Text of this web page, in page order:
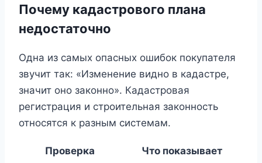
Почему кадастрового плана
недостаточно
Одна из самых опасных ошибок покупателя
звучит так: «Изменение видно в кадастре,
значит оно законно». Кадастровая
регистрация и строительная законность
относятся к разным системам.
Проверка
Что показывает